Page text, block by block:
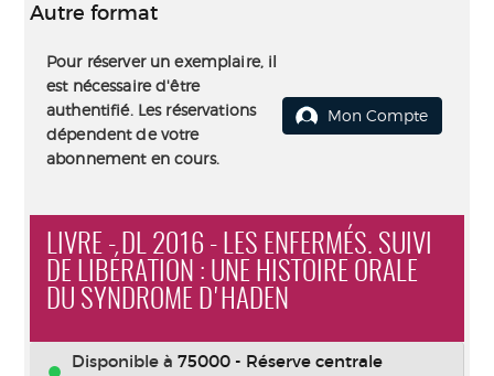
Autre format
Pour réserver un exemplaire, il
est nécessaire d'être
authentifié. Les réservations
dépendent de votre
abonnement en cours.
Mon Compte
LIVRE - DL 2016 - LES ENFERMÉS. SUIVI
DE LIBÉRATION : UNE HISTOIRE ORALE
DU SYNDROME D'HADEN
Disponible à 75000 - Réserve centrale